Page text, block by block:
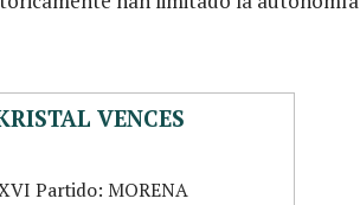
VENCES
Partido: MORENA